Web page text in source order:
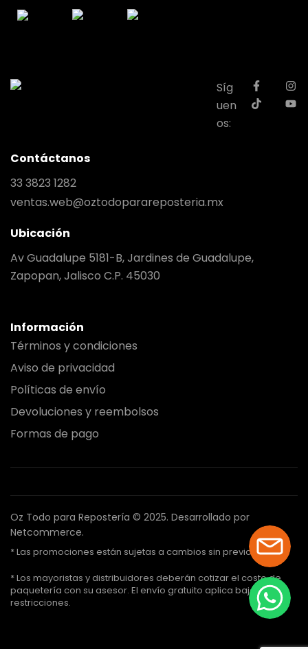
Síg
uen
os:
Contáctanos
33 3823 1282
ventas.web@oztodoparareposteria.mx
Ubicación
Av Guadalupe 5181-B, Jardines de Guadalupe,
Zapopan, Jalisco C.P. 45030
Información
Términos y condiciones
Aviso de privacidad
Políticas de envío
Devoluciones y reembolsos
Formas de pago
Oz Todo para Repostería © 2025. Desarrollado por
Netcommerce.
* Las promociones están sujetas a cambios sin previo aviso.
* Los mayoristas y distribuidores deberán cotizar el costo de
paquetería con su asesor. El envío gratuito aplica bajo ciertas
restricciones.